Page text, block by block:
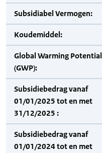
Subsidiabel Vermogen:
Koudemiddel:
Global Warming Potential
(GWP):
Subsidiebedrag vanaf
01/01/2025 tot en met
31/12/2025 :
Subsidiebedrag vanaf
01/01/2024 tot en met